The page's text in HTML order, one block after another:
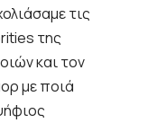
τις
της
και τον
με ποιά